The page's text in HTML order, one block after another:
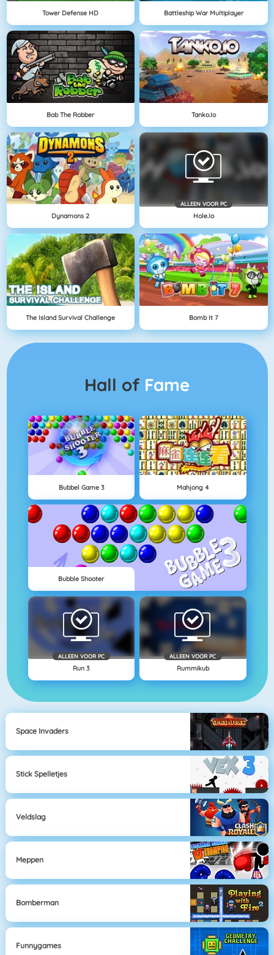
Tower Defense HD Battleship War Multiplayer
Bob The Robber Tanko.io
Dynamons 2
ALLEEN VOOR PC
Hole.io
The Island Survival Challenge Bomb It 7
Hall of Fame
Bubbel Game 3 Mahjong 4
Bubble Shooter
ALLEEN VOOR PC
Run 3
ALLEEN VOOR PC
Rummikub
Space Invaders
Stick Spelletjes
Veldslag
Meppen
Bomberman
Funnygames